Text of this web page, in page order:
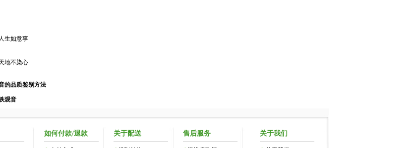
如意事
不染心
的品质鉴别方法
观音
如何付款/退款 关于配送 售后服务 关于我们